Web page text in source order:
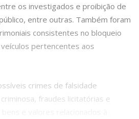
os investigados e proibição de
entre outras. Também foram
consistentes no bloqueio
pertencentes aos
crimes de falsidade
fraudes licitatórias e